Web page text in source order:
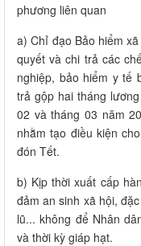
phương liên quan
a) Chỉ đạo Bảo hiểm
quyết và chi trả các
nghiệp, bảo hiểm y tế
trả gộp hai tháng
02 và tháng 03 năm
nhằm tạo điều kiện
đón Tết.
b) Kịp thời xuất cấp
đảm an sinh xã hội,
lũ... không để Nhân
và thời kỳ giáp hạt.